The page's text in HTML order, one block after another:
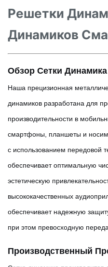
Решетки
Динамиков
Обзор Сетки Динамика
Наша прецизионная
динамиков разработана для
производительности в
смартфоны, планшеты и
с использованием передовой
обеспечивает оптимальную
эстетическую
высококачественных
обеспечивает надежную
при этом превосходную
Производственный